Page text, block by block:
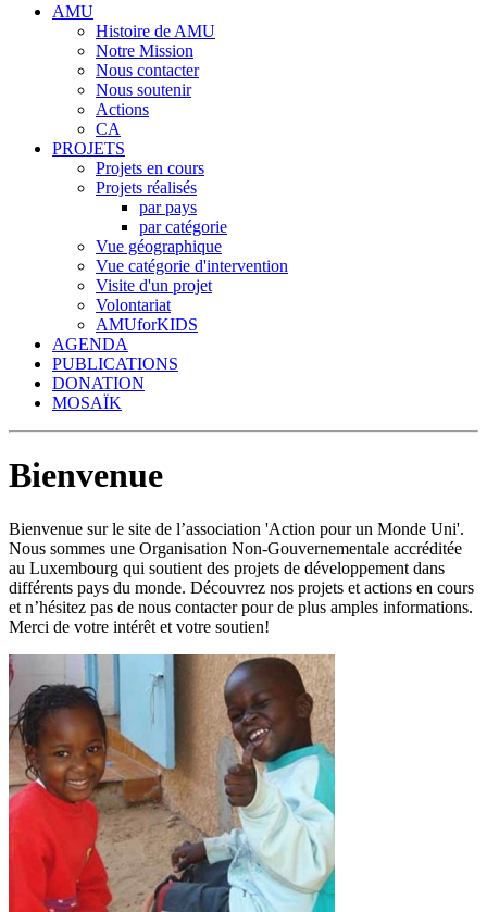
AMU
Histoire de AMU
Notre Mission
Nous contacter
Nous soutenir
Actions
CA
PROJETS
Projets en cours
Projets réalisés
par pays
par catégorie
Vue géographique
Vue catégorie d'intervention
Visite d'un projet
Volontariat
AMUforKIDS
AGENDA
PUBLICATIONS
DONATION
MOSAÏK
Bienvenue
Bienvenue sur le site de l’association 'Action pour un Monde Uni'.
Nous sommes une Organisation Non-Gouvernementale accréditée
au Luxembourg qui soutient des projets de développement dans
différents pays du monde. Découvrez nos projets et actions en cours
et n’hésitez pas de nous contacter pour de plus amples informations.
Merci de votre intérêt et votre soutien!